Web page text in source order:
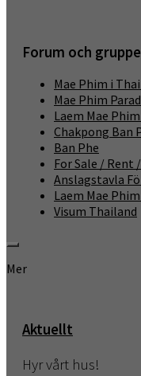
Forum och
Mae Phim i
Mae Phim
Laem Mae
Chakpong Ban
Ban Phe
For Sale / Rent
Anslagstavla
Laem Mae
Visum Thailand
Mer
Aktuellt
Hyr vårt hus!